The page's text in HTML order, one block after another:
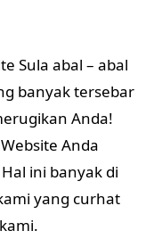
Sula abal – abal
banyak tersebar
Anda!
Anda
ini banyak di
yang curhat